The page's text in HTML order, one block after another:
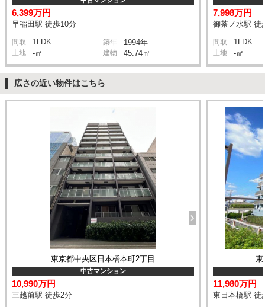
6,399万円
早稲田駅 徒歩10分
間取 1LDK 築年 1994年
土地 -㎡ 建物 45.74㎡
7,998万円
御茶ノ水駅 徒
間取 1LDK
土地 -㎡
広さの近い物件はこちら
東京都中央区日本橋本町2丁目
中古マンション
10,990万円
三越前駅 徒歩2分
東
11,980万円
東日本橋駅 徒